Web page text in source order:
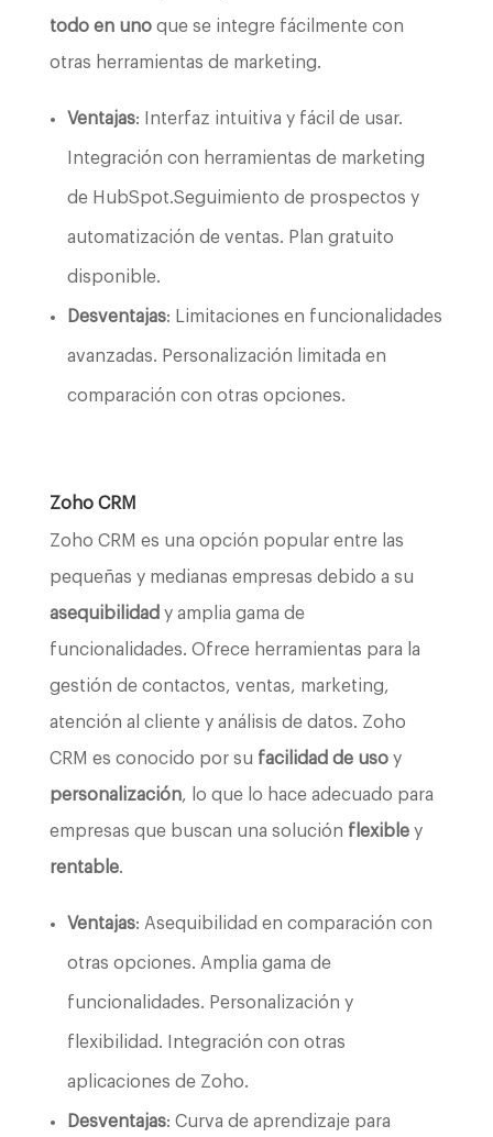
todo en unoque se integre fácilmente con
otras herramientas de marketing.
Ventajas: Interfaz intuitiva y fácil de usar.
Integración con herramientas de marketing
de HubSpot.Seguimiento de prospectos y
automatización de ventas. Plan gratuito
disponible.
Desventajas: Limitaciones en funcionalidades
avanzadas. Personalización limitada en
comparación con otras opciones.
Zoho CRM
Zoho CRM es una opción popular entre las
pequeñas y medianas empresas debido a su
asequibilidad y amplia gama de
funcionalidades. Ofrece herramientas para la
gestión de contactos, ventas, marketing,
atención al cliente y análisis de datos. Zoho
CRM es conocido por su facilidad de usoy
personalización, lo que lo hace adecuado para
empresas que buscan una solución flexibley
rentable.
Ventajas: Asequibilidad en comparación con
otras opciones. Amplia gama de
funcionalidades. Personalización y
flexibilidad. Integración con otras
aplicaciones de Zoho.
Desventajas: Curva de aprendizaje para